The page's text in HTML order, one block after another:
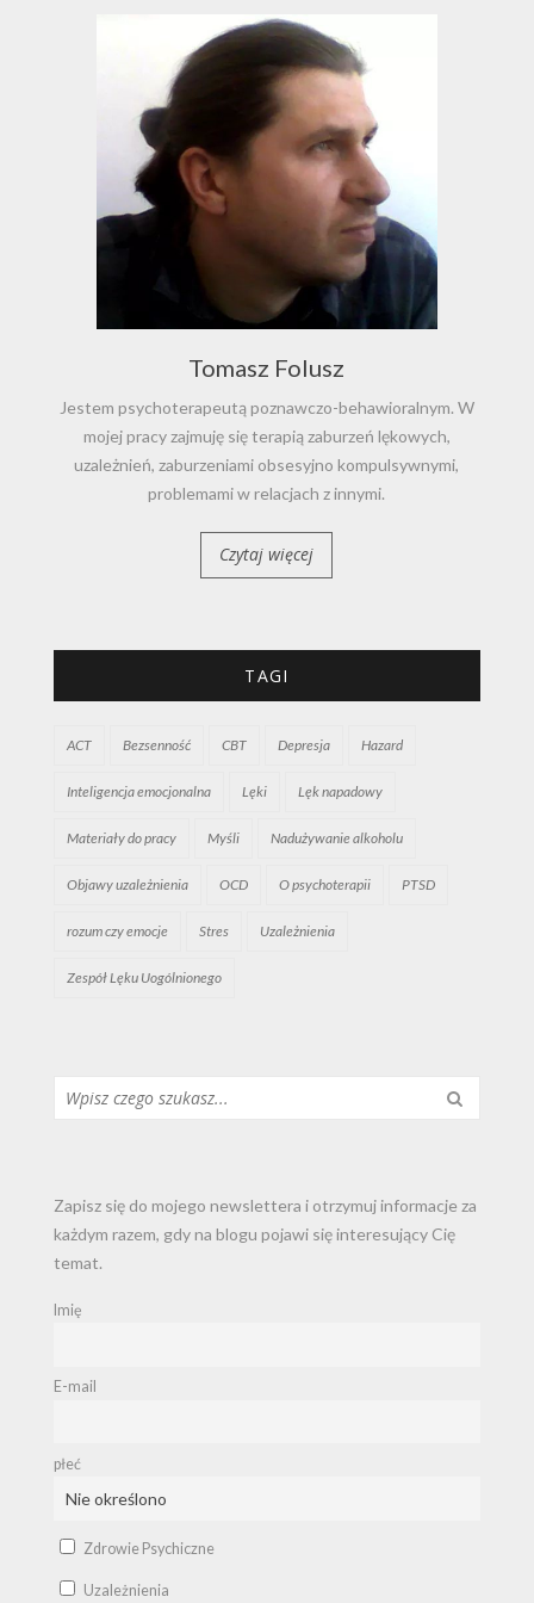
Tomasz Folusz
Jestem psychoterapeutą poznawczo-behawioralnym. W
mojej pracy zajmuję się terapią zaburzeń lękowych,
uzależnień, zaburzeniami obsesyjno kompulsywnymi,
problemami w relacjach z innymi.
Czytaj więcej
TAGI
ACT Bezsenność CBT Depresja Hazard
Inteligencja emocjonalna Lęki Lęk napadowy
Materiały do pracy Myśli Nadużywanie alkoholu
Objawy uzależnienia OCD O psychoterapii PTSD
rozum czy emocje Stres Uzależnienia
Zespół Lęku Uogólnionego
Zapisz się do mojego newslettera i otrzymuj informacje za
każdym razem, gdy na blogu pojawi się interesujący Cię
temat.
Imię
E-mail
płeć
Zdrowie Psychiczne
Uzależnienia